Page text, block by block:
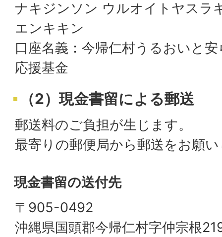
ナキジンソン ウルオイトヤスラ
エンキキン
口座名義：今帰仁村うるおいと
応援基金
（2）現金書留による郵送
郵送料のご負担が生じます。
最寄りの郵便局から郵送をお願
現金書留の送付先
〒905-0492
沖縄県国頭郡今帰仁村字仲宗根